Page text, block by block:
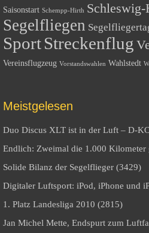
Saisonstart Schempp-Hirth
Segelfliegen
SportStreckenflug
Vereinsflugzeug Vorstandswahlen Wahlstedt
Meistgelesen
Duo Discus XLT ist in der Luft – D-
Endlich: Zweimal die 1.000 Kilometer
Solide Bilanz der Segelflieger (3429)
Digitaler Luftsport: iPod, iPhone und
1. Platz Landesliga 2010 (2815)
Jan Michel Mette, Endspurt zum